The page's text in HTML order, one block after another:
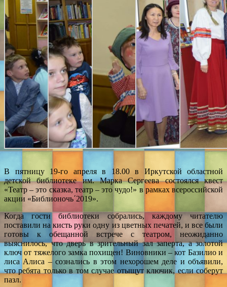
В пятницу 19-го апреля в 18.00 в Иркутской областной
детской библиотеке им. Марка Сергеева состоялся квест
«Театр – это сказка, театр – это чудо!» в рамках всероссийской
акции «Библионочь´2019».
Когда гости библиотеки собрались, каждому читателю
поставили на кисть руки одну из цветных печатей, и все были
готовы к обещанной встрече с театром, неожиданно
выяснилось, что дверь в зрительный зал заперта, а золотой
ключ от тяжелого замка похищен! Виновники – кот Базилио и
лиса Алиса – сознались в этом нехорошем деле и объявили,
что ребята только в том случае отыщут ключик, если соберут
пазл.